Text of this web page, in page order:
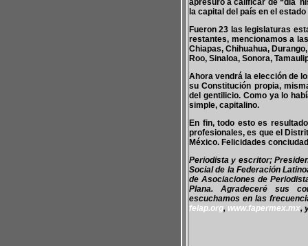
apresuró a calificar de “día
la capital del país en el
Fueron 23 las legislaturas
restantes, mencionamos a
Chiapas, Chihuahua,
Roo, Sinaloa, Sonora,
Ahora vendrá la elección de
su Constitución propia,
del gentilicio. Como ya lo
simple, capitalino.
En fin, todo esto es
profesionales, es que el
México. Felicidades
Periodista y escritor;
Social de la Federación
de Asociaciones de
Plana. Agradeceré sus
escuchamos en las
felap.org, www.fapermex.mx,